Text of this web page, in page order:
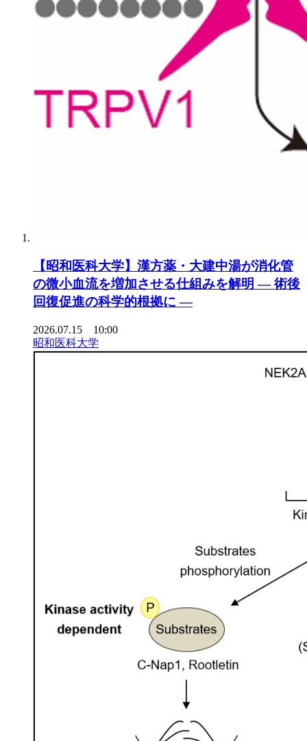
【昭和医科大学】漢方薬・大建中湯が消化管
の微小血流を増加させる仕組みを解明 ― 術後
回復促進の科学的根拠に ―
2026.07.15 10:00
昭和医科大学